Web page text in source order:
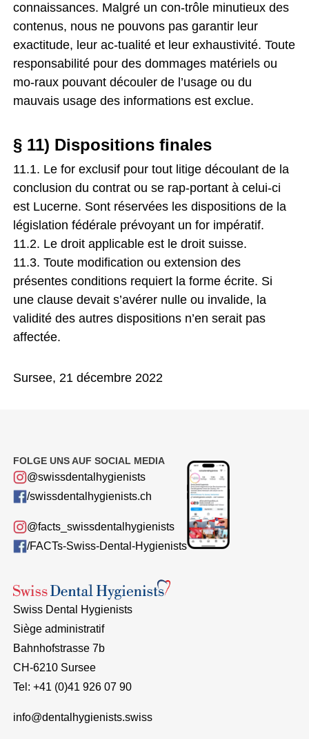
connaissances. Malgré un con-trôle minutieux des
contenus, nous ne pouvons pas garantir leur
exactitude, leur ac-tualité et leur exhaustivité. Toute
responsabilité pour des dommages matériels ou
mo-raux pouvant découler de l’usage ou du
mauvais usage des informations est exclue.
§ 11) Dispositions finales
11.1. Le for exclusif pour tout litige découlant de la
conclusion du contrat ou se rap-portant à celui-ci
est Lucerne. Sont réservées les dispositions de la
législation fédérale prévoyant un for impératif.
11.2. Le droit applicable est le droit suisse.
11.3. Toute modification ou extension des
présentes conditions requiert la forme écrite. Si
une clause devait s’avérer nulle ou invalide, la
validité des autres dispositions n’en serait pas
affectée.
Sursee, 21 décembre 2022
Swiss Dental Hygienists
Siège administratif
Bahnhofstrasse 7b
CH-6210 Sursee
Tel: +41 (0)41 926 07 90
info@dentalhygienists.swiss
FOLGE UNS AUF SOCIAL MEDIA
@swissdentalhygienists
/swissdentalhygienists.ch
@facts_swissdentalhygienists
/FACTs-Swiss-Dental-Hygienists